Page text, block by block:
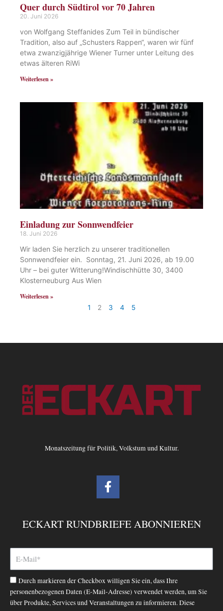
Quer durch Südtirol vor 70 Jahren
20. Juni 2026
von Wolfgang Steffanides Zum Teil in bündischer
Tradition, also auf „Schusters Rappen“, waren wir fünf
etwa zwanzigjährige Wiener Turner unter Leitung des
etwas älteren RiWi
Weiterlesen »
Einladung zur Sonnwendfeier
18. Juni 2026
Wir laden Sie herzlich zu unserer traditionellen
Sonnwendfeier ein. Sonntag, 21. Juni 2026, ab 19.00
Uhr – bei guter Witterung!Windischhütte 30, 3400
Klosterneuburg Aus Wien
Weiterlesen »
1 2 3 4 5
Monatszeitung für Politik, Volkstum und Kultur.
F
a
b
o
-
f
ECKART RUNDBRIEFE ABONNIEREN
Durch markieren der Checkbox willigen Sie ein, dass Ihre
personenbezogenen Daten (E-Mail-Adresse) verwendet werden, um Sie
über Produkte, Services und Veranstaltungen zu informieren. Diese